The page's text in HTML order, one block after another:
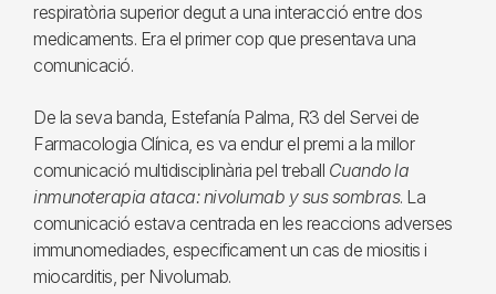
respiratòria superior degut a una interacció entre dos
medicaments. Era el primer cop que presentava una
comunicació.
De la seva banda, Estefanía Palma, R3 del Servei de
Farmacologia Clínica, es va endur el premi a la millor
comunicació multidisciplinària pel treball Cuando la
inmunoterapia ataca: nivolumab y sus sombras. La
comunicació estava centrada en les reaccions adverses
immunomediades, especificament un cas de miositis i
miocarditis, per Nivolumab.